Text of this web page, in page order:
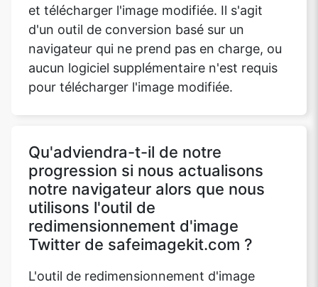
et télécharger l'image modifiée. Il s'agit
d'un outil de conversion basé sur un
navigateur qui ne prend pas en charge, ou
aucun logiciel supplémentaire n'est requis
pour télécharger l'image modifiée.
Qu'adviendra-t-il de notre
progression si nous actualisons
notre navigateur alors que nous
utilisons l'outil de
redimensionnement d'image
Twitter de safeimagekit.com ?
L'outil de redimensionnement d'image